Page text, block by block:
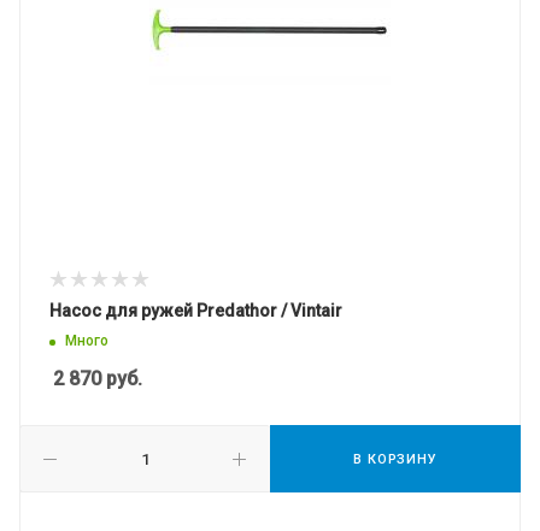
Насос для ружей Predathor / Vintair
Много
2 870руб.
В КОРЗИНУ